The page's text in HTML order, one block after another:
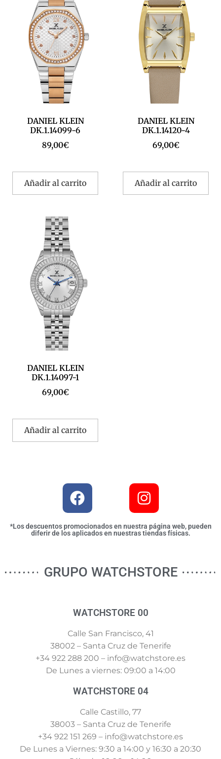
DANIEL KLEIN
DK.1.14099-6
89,00€
Añadir al carrito
DANIEL KLEIN
DK.1.14120-4
69,00€
Añadir al carrito
DANIEL KLEIN
DK.1.14097-1
69,00€
Añadir al carrito
*Los descuentos promocionados en nuestra página web, pueden
diferir de los aplicados en nuestras tiendas físicas.
GRUPO WATCHSTORE
WATCHSTORE 00
Calle San Francisco, 41
38002 – Santa Cruz de Tenerife
+34 922 288 200 – info@watchstore.es
De Lunes a viernes: 09:00 a 14:00
WATCHSTORE 04
Calle Castillo, 77
38003 – Santa Cruz de Tenerife
+34 922 151 269 – info@watchstore.es
De Lunes a Viernes: 9:30 a 14:00 y 16:30 a 20:30